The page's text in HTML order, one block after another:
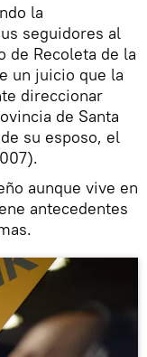
la
seguidores al
de Recoleta de la
un juicio que la
direccionar
de Santa
su esposo, el
aunque vive en
antecedentes